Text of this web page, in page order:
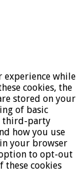
experience while
cookies, the
stored on your
of basic
third-party
how you use
your browser
to opt-out
these cookies